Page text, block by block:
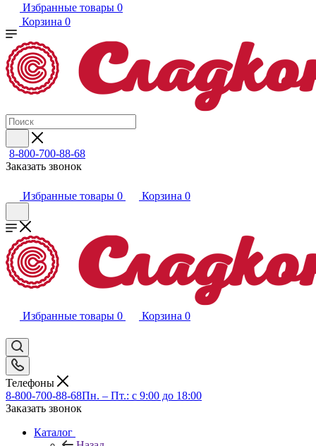
Избранные товары 0
Корзина 0
8-800-700-88-68
Заказать звонок
Избранные товары 0 Корзина 0
Избранные товары 0 Корзина 0
Телефоны
8-800-700-88-68Пн. – Пт.: с 9:00 до 18:00
Заказать звонок
Каталог